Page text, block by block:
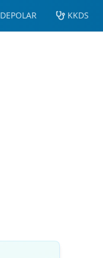
DEPOLAR KKDS